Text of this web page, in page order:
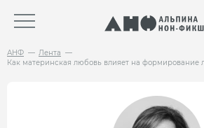
АНФ
Лента
Как материнская любовь влияет на